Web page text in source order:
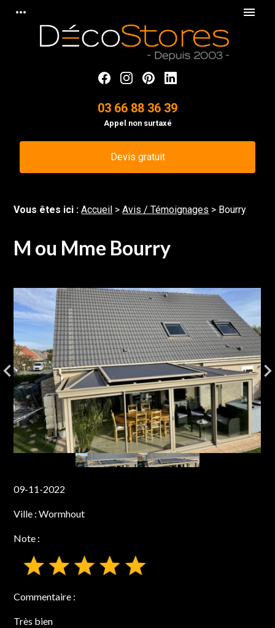
more_horiz menu
03 66 88 36 39
Appel non surtaxé
Devis gratuit
Vous êtes ici :Accueil >Avis / Témoignages > Bourry
M ou Mme Bourry
09-11-2022
Ville :Wormhout
Note :
Commentaire :
Très bien